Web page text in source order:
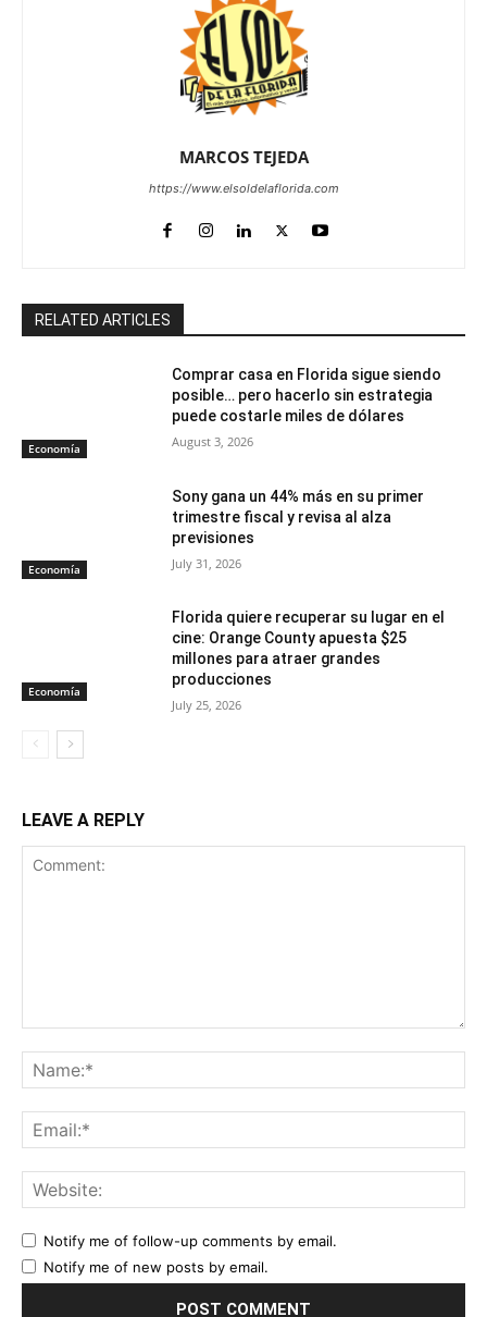
MARCOS TEJEDA
https://www.elsoldelaflorida.com
RELATED ARTICLES
Economía
Comprar casa en Florida sigue siendo
posible… pero hacerlo sin estrategia
puede costarle miles de dólares
August 3, 2026
Economía
Sony gana un 44% más en su primer
trimestre fiscal y revisa al alza
previsiones
July 31, 2026
Economía
Florida quiere recuperar su lugar en el
cine: Orange County apuesta $25
millones para atraer grandes
producciones
July 25, 2026
LEAVE A REPLY
Notify me of follow-up comments by email.
Notify me of new posts by email.